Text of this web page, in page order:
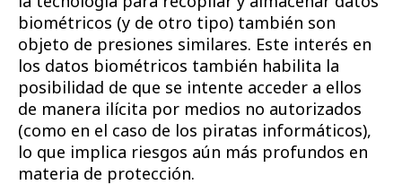
biométricos (y de otro tipo) también son
objeto de presiones similares. Este interés en
los datos biométricos también habilita la
posibilidad de que se intente acceder a ellos
de manera ilícita por medios no autorizados
(como en el caso de los piratas informáticos),
lo que implica riesgos aún más profundos en
materia de protección.